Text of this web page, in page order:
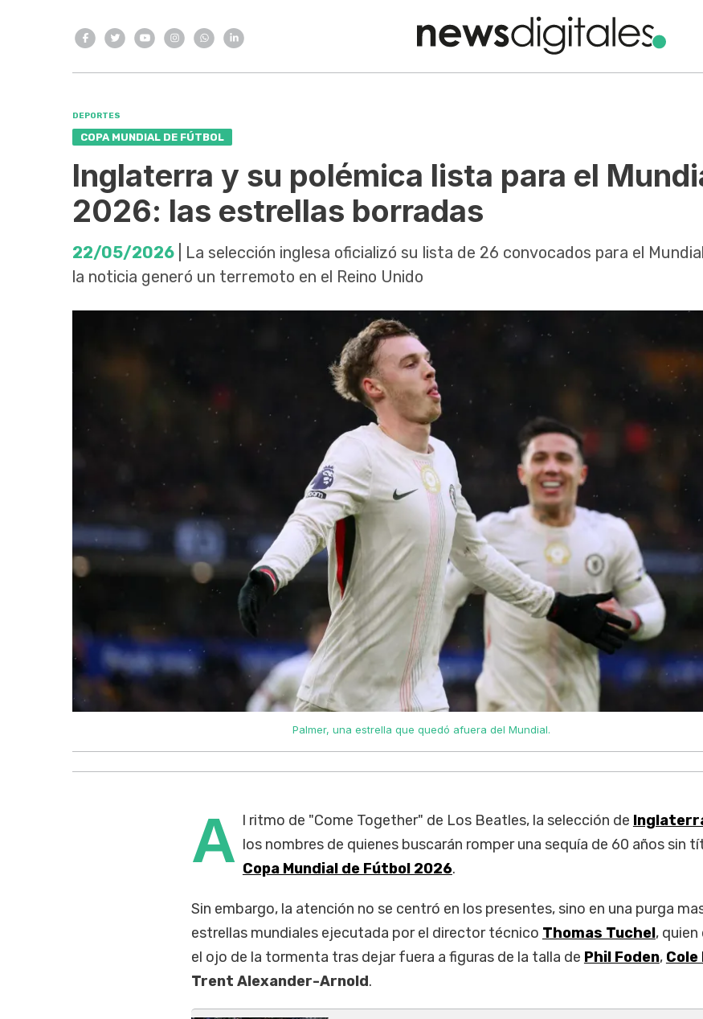
DEPORTES
COPA MUNDIAL DE FÚTBOL
Inglaterra y su polémica lista para el
2026: las estrellas borradas
22/05/2026 | La selección inglesa oficializó su lista de 26 convocados para el
la noticia generó un terremoto en el Reino Unido
Palmer, una estrella que quedó afuera del Mundial.
A l ritmo de "Come Together" de Los Beatles, la selección de
los nombres de quienes buscarán romper una sequía de 60 años sin
Copa Mundial de Fútbol 2026.
Sin embargo, la atención no se centró en los presentes, sino en una purga
estrellas mundiales ejecutada por el director técnico Thomas Tuchel, quien
el ojo de la tormenta tras dejar fuera a figuras de la talla de Phil Foden, Cole
Trent Alexander-Arnold.